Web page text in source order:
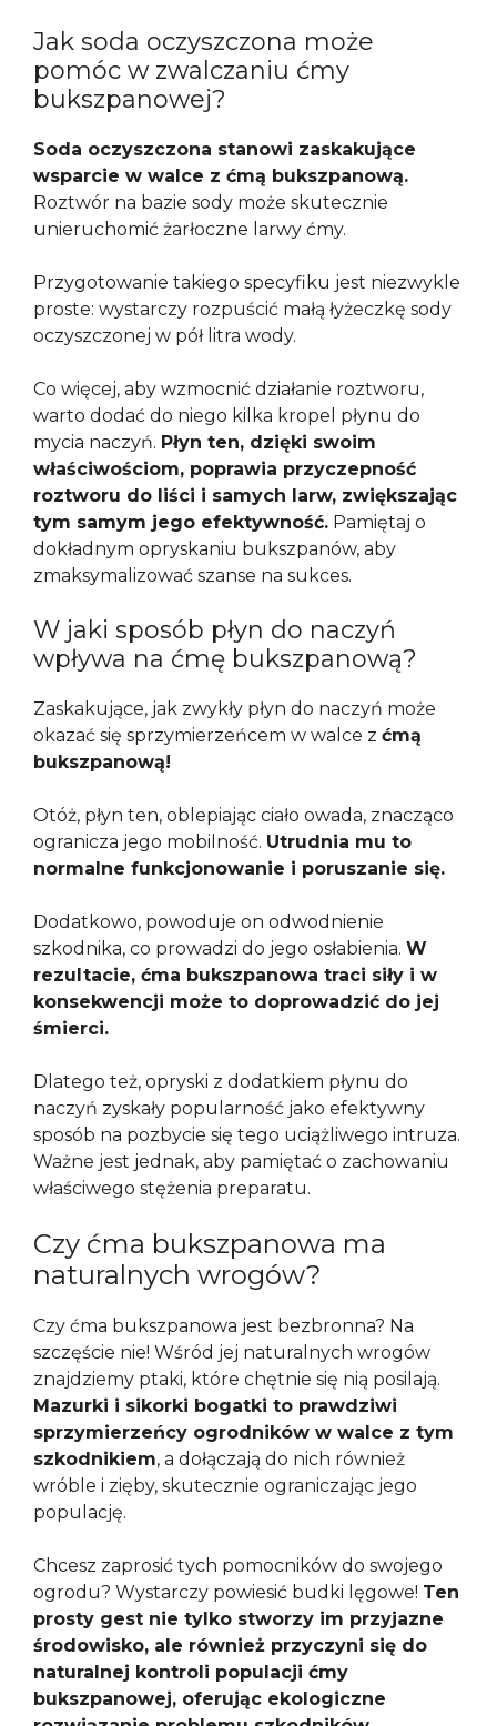
Jak soda oczyszczona może
pomóc w zwalczaniu ćmy
bukszpanowej?
Soda oczyszczona stanowi zaskakujące
wsparcie w walce z ćmą bukszpanową.
Roztwór na bazie sody może skutecznie
unieruchomić żarłoczne larwy ćmy.
Przygotowanie takiego specyfiku jest niezwykle
proste: wystarczy rozpuścić małą łyżeczkę sody
oczyszczonej w pół litra wody.
Co więcej, aby wzmocnić działanie roztworu,
warto dodać do niego kilka kropel płynu do
mycia naczyń. Płyn ten, dzięki swoim
właściwościom, poprawia przyczepność
roztworu do liści i samych larw, zwiększając
tym samym jego efektywność. Pamiętaj o
dokładnym opryskaniu bukszpanów, aby
zmaksymalizować szanse na sukces.
W jaki sposób płyn do naczyń
wpływa na ćmę bukszpanową?
Zaskakujące, jak zwykły płyn do naczyń może
okazać się sprzymierzeńcem w walce z ćmą
bukszpanową!
Otóż, płyn ten, oblepiając ciało owada, znacząco
ogranicza jego mobilność. Utrudnia mu to
normalne funkcjonowanie i poruszanie się.
Dodatkowo, powoduje on odwodnienie
szkodnika, co prowadzi do jego osłabienia. W
rezultacie, ćma bukszpanowa traci siły i w
konsekwencji może to doprowadzić do jej
śmierci.
Dlatego też, opryski z dodatkiem płynu do
naczyń zyskały popularność jako efektywny
sposób na pozbycie się tego uciążliwego intruza.
Ważne jest jednak, aby pamiętać o zachowaniu
właściwego stężenia preparatu.
Czy ćma bukszpanowa ma
naturalnych wrogów?
Czy ćma bukszpanowa jest bezbronna? Na
szczęście nie! Wśród jej naturalnych wrogów
znajdziemy ptaki, które chętnie się nią posilają.
Mazurki i sikorki bogatki to prawdziwi
sprzymierzeńcy ogrodników w walce z tym
szkodnikiem, a dołączają do nich również
wróble i zięby, skutecznie ograniczając jego
populację.
Chcesz zaprosić tych pomocników do swojego
ogrodu? Wystarczy powiesić budki lęgowe! Ten
prosty gest nie tylko stworzy im przyjazne
środowisko, ale również przyczyni się do
naturalnej kontroli populacji ćmy
bukszpanowej, oferując ekologiczne